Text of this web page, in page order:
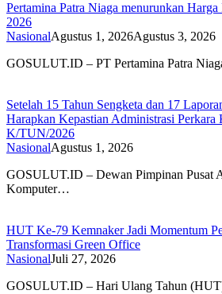
Pertamina Patra Niaga menurunkan
2026
NasionalAgustus 1, 2026Agustus 3, 2026
GOSULUT.ID – PT Pertamina Patra
Setelah 15 Tahun Sengketa dan 17
Harapkan Kepastian Administrasi Perkara
K/TUN/2026
NasionalAgustus 1, 2026
GOSULUT.ID – Dewan Pimpinan Pusat
Komputer…
HUT Ke-79 Kemnaker Jadi Momentum
Transformasi Green Office
NasionalJuli 27, 2026
GOSULUT.ID – Hari Ulang Tahun